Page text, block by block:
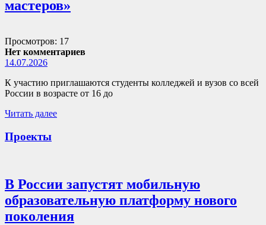
мастеров»
Просмотров: 17
Нет комментариев
14.07.2026
К участию приглашаются студенты колледжей и вузов со всей
России в возрасте от 16 до
Читать далее
Проекты
В России запустят мобильную
образовательную платформу нового
поколения